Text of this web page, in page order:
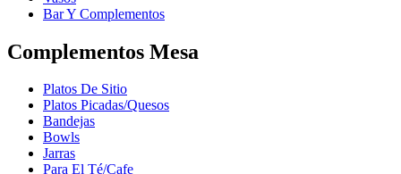
Bar Y Complementos
Complementos Mesa
Platos De Sitio
Platos Picadas/Quesos
Bandejas
Bowls
Jarras
Para El Té/Cafe